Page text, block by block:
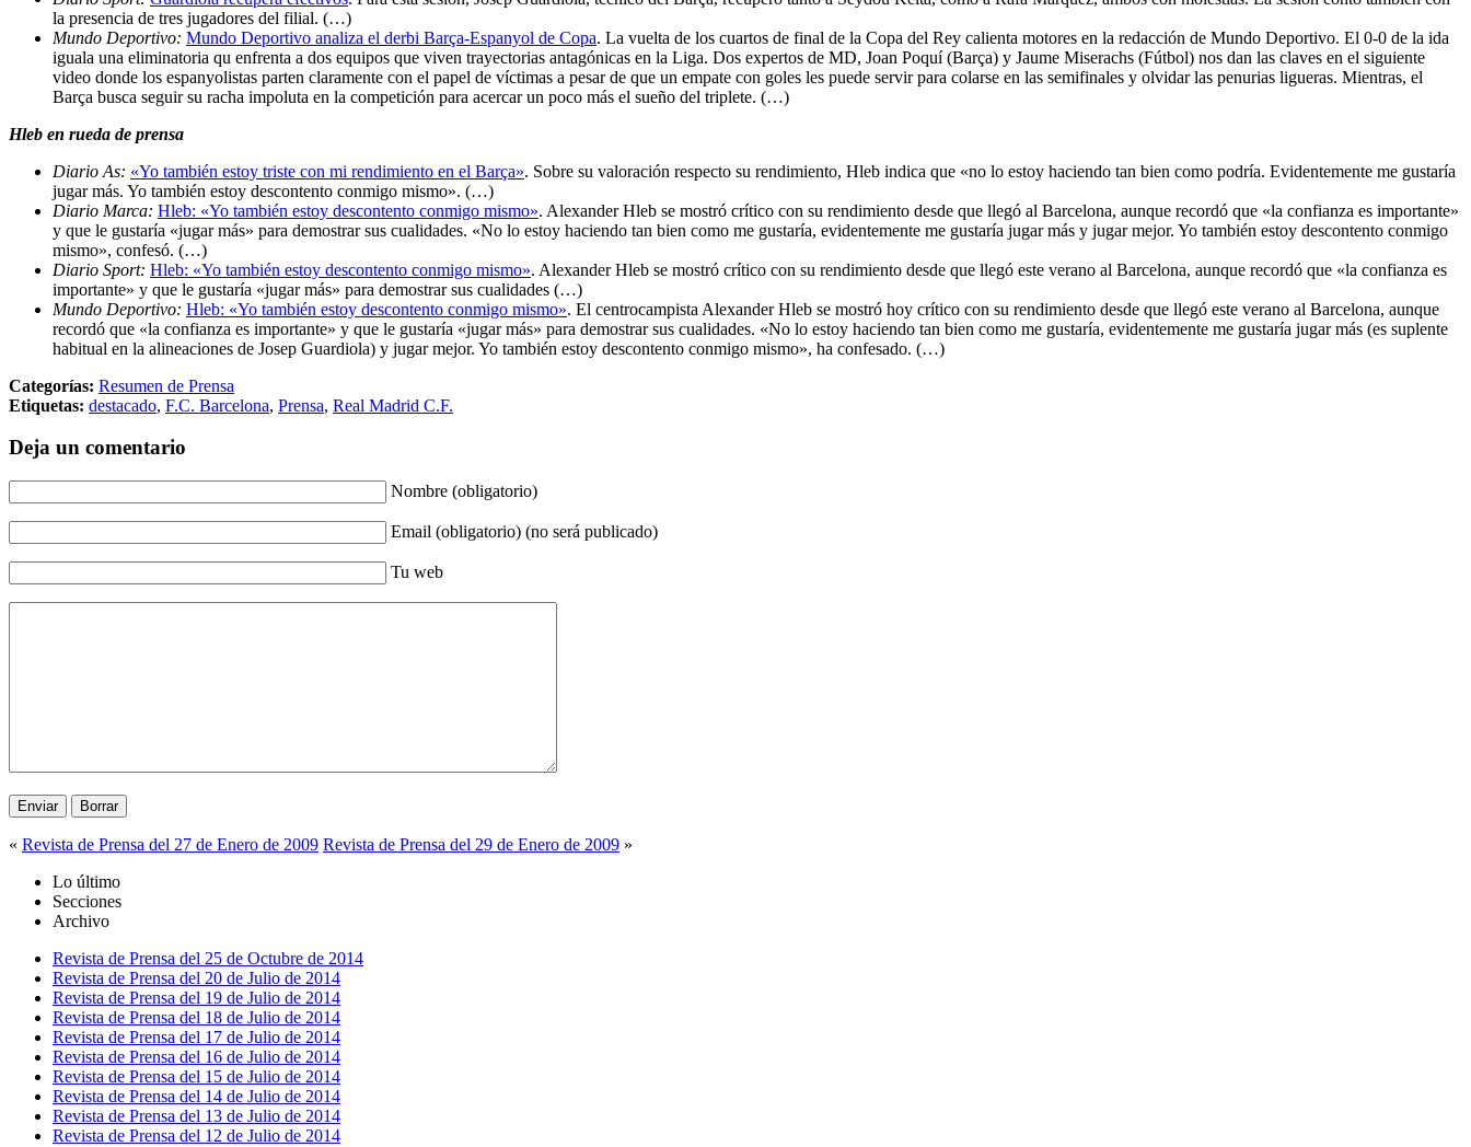
la presencia de tres jugadores del filial. (…)
Mundo Deportivo: Mundo Deportivo analiza el derbi Barça-Espanyol de Copa. La vuelta de los cuartos de final de la Copa del Rey calienta motores en la redacción de Mundo Deportivo. El 0-0 de la ida
iguala una eliminatoria qu enfrenta a dos equipos que viven trayectorias antagónicas en la Liga. Dos expertos de MD, Joan Poquí (Barça) y Jaume Miserachs (Fútbol) nos dan las claves en el siguiente
video donde los espanyolistas parten claramente con el papel de víctimas a pesar de que un empate con goles les puede servir para colarse en las semifinales y olvidar las penurias ligueras. Mientras, el
Barça busca seguir su racha impoluta en la competición para acercar un poco más el sueño del triplete. (…)
Hleb en rueda de prensa
Diario As: «Yo también estoy triste con mi rendimiento en el Barça». Sobre su valoración respecto su rendimiento, Hleb indica que «no lo estoy haciendo tan bien como podría. Evidentemente me gustaría
jugar más. Yo también estoy descontento conmigo mismo». (…)
Diario Marca: Hleb: «Yo también estoy descontento conmigo mismo». Alexander Hleb se mostró crítico con su rendimiento desde que llegó al Barcelona, aunque recordó que «la confianza es importante»
y que le gustaría «jugar más» para demostrar sus cualidades. «No lo estoy haciendo tan bien como me gustaría, evidentemente me gustaría jugar más y jugar mejor. Yo también estoy descontento conmigo
mismo», confesó. (…)
Diario Sport: Hleb: «Yo también estoy descontento conmigo mismo». Alexander Hleb se mostró crítico con su rendimiento desde que llegó este verano al Barcelona, aunque recordó que «la confianza es
importante» y que le gustaría «jugar más» para demostrar sus cualidades (…)
Mundo Deportivo: Hleb: «Yo también estoy descontento conmigo mismo». El centrocampista Alexander Hleb se mostró hoy crítico con su rendimiento desde que llegó este verano al Barcelona, aunque
recordó que «la confianza es importante» y que le gustaría «jugar más» para demostrar sus cualidades. «No lo estoy haciendo tan bien como me gustaría, evidentemente me gustaría jugar más (es suplente
habitual en la alineaciones de Josep Guardiola) y jugar mejor. Yo también estoy descontento conmigo mismo», ha confesado. (…)
Categorías: Resumen de Prensa
Etiquetas: destacado, F.C. Barcelona, Prensa, Real Madrid C.F.
Deja un comentario
Nombre (obligatorio)
Email (obligatorio) (no será publicado)
Tu web
« Revista de Prensa del 27 de Enero de 2009 Revista de Prensa del 29 de Enero de 2009 »
Lo último
Secciones
Archivo
Revista de Prensa del 25 de Octubre de 2014
Revista de Prensa del 20 de Julio de 2014
Revista de Prensa del 19 de Julio de 2014
Revista de Prensa del 18 de Julio de 2014
Revista de Prensa del 17 de Julio de 2014
Revista de Prensa del 16 de Julio de 2014
Revista de Prensa del 15 de Julio de 2014
Revista de Prensa del 14 de Julio de 2014
Revista de Prensa del 13 de Julio de 2014
Revista de Prensa del 12 de Julio de 2014